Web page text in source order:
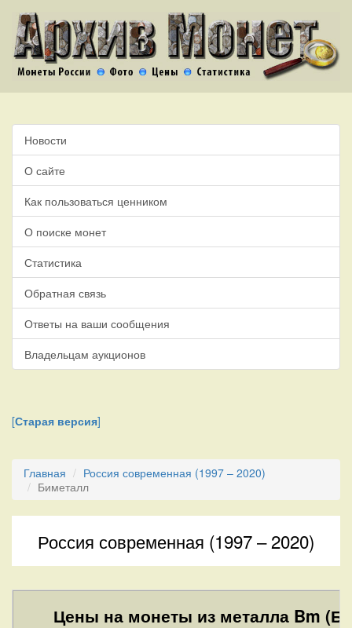
Новости
О сайте
Как пользоваться ценником
О поиске монет
Статистика
Обратная связь
Ответы на ваши сообщения
Владельцам аукционов
[Старая версия]
Главная
Россия современная (1997 – 2020)
Биметалл
Россия современная (1997 – 2020)
Цены на монеты из металла Bm